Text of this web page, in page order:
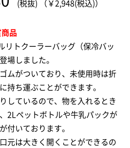
(税抜) （￥2,948(税込)）
品
リトクーラーバッグ（保冷バッ
場しました。
ムがついており、未使用時は折
持ち運ぶことができます。
しているので、物を入れるとき
2Lペットボトルや牛乳パックが
付いております。
元は大きく開くことができるの